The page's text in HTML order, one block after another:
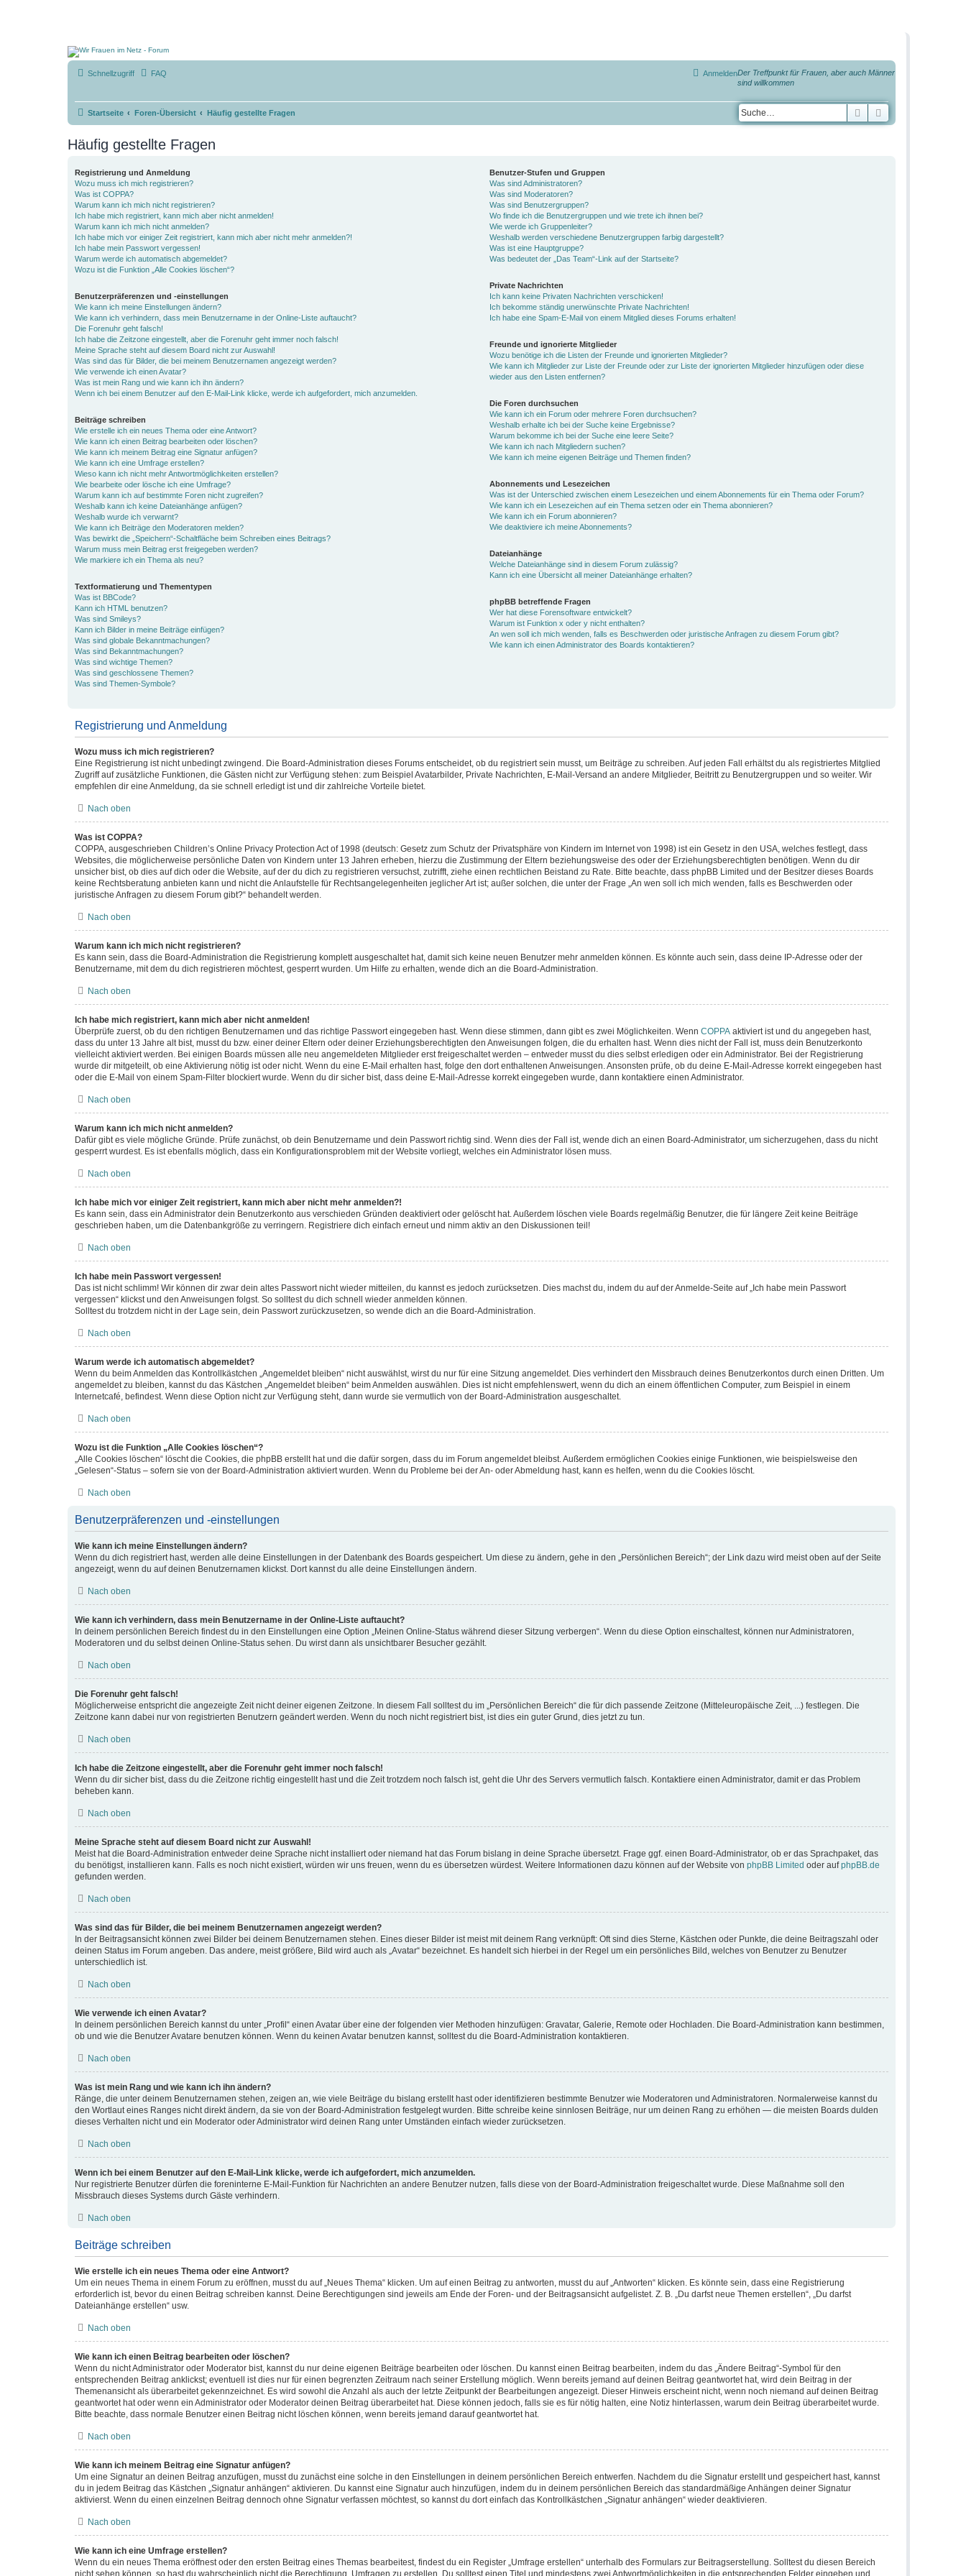
Der Treffpunkt für Frauen, aber auch Männer
sind willkommen
Schnellzugriff FAQ Anmelden
Startseite Foren-Übersicht Häufig gestellte Fragen Suche
Häufig gestellte Fragen
Registrierung und Anmeldung
Wozu muss ich mich registrieren?
Was ist COPPA?
Warum kann ich mich nicht registrieren?
Ich habe mich registriert, kann mich aber nicht anmelden!
Warum kann ich mich nicht anmelden?
Ich habe mich vor einiger Zeit registriert, kann mich aber nicht mehr anmelden?!
Ich habe mein Passwort vergessen!
Warum werde ich automatisch abgemeldet?
Wozu ist die Funktion „Alle Cookies löschen“?
Benutzerpräferenzen und -einstellungen
Wie kann ich meine Einstellungen ändern?
Wie kann ich verhindern, dass mein Benutzername in der Online-Liste auftaucht?
Die Forenuhr geht falsch!
Ich habe die Zeitzone eingestellt, aber die Forenuhr geht immer noch falsch!
Meine Sprache steht auf diesem Board nicht zur Auswahl!
Was sind das für Bilder, die bei meinem Benutzernamen angezeigt werden?
Wie verwende ich einen Avatar?
Was ist mein Rang und wie kann ich ihn ändern?
Wenn ich bei einem Benutzer auf den E-Mail-Link klicke, werde ich aufgefordert, mich anzumelden.
Beiträge schreiben
Wie erstelle ich ein neues Thema oder eine Antwort?
Wie kann ich einen Beitrag bearbeiten oder löschen?
Wie kann ich meinem Beitrag eine Signatur anfügen?
Wie kann ich eine Umfrage erstellen?
Wieso kann ich nicht mehr Antwortmöglichkeiten erstellen?
Wie bearbeite oder lösche ich eine Umfrage?
Warum kann ich auf bestimmte Foren nicht zugreifen?
Weshalb kann ich keine Dateianhänge anfügen?
Weshalb wurde ich verwarnt?
Wie kann ich Beiträge den Moderatoren melden?
Was bewirkt die „Speichern“-Schaltfläche beim Schreiben eines Beitrags?
Warum muss mein Beitrag erst freigegeben werden?
Wie markiere ich ein Thema als neu?
Textformatierung und Thementypen
Was ist BBCode?
Kann ich HTML benutzen?
Was sind Smileys?
Kann ich Bilder in meine Beiträge einfügen?
Was sind globale Bekanntmachungen?
Was sind Bekanntmachungen?
Was sind wichtige Themen?
Was sind geschlossene Themen?
Was sind Themen-Symbole?
Benutzer-Stufen und Gruppen
Was sind Administratoren?
Was sind Moderatoren?
Was sind Benutzergruppen?
Wo finde ich die Benutzergruppen und wie trete ich ihnen bei?
Wie werde ich Gruppenleiter?
Weshalb werden verschiedene Benutzergruppen farbig dargestellt?
Was ist eine Hauptgruppe?
Was bedeutet der „Das Team“-Link auf der Startseite?
Private Nachrichten
Ich kann keine Privaten Nachrichten verschicken!
Ich bekomme ständig unerwünschte Private Nachrichten!
Ich habe eine Spam-E-Mail von einem Mitglied dieses Forums erhalten!
Freunde und ignorierte Mitglieder
Wozu benötige ich die Listen der Freunde und ignorierten Mitglieder?
Wie kann ich Mitglieder zur Liste der Freunde oder zur Liste der ignorierten Mitglieder hinzufügen oder diese
wieder aus den Listen entfernen?
Die Foren durchsuchen
Wie kann ich ein Forum oder mehrere Foren durchsuchen?
Weshalb erhalte ich bei der Suche keine Ergebnisse?
Warum bekomme ich bei der Suche eine leere Seite?
Wie kann ich nach Mitgliedern suchen?
Wie kann ich meine eigenen Beiträge und Themen finden?
Abonnements und Lesezeichen
Was ist der Unterschied zwischen einem Lesezeichen und einem Abonnements für ein Thema oder Forum?
Wie kann ich ein Lesezeichen auf ein Thema setzen oder ein Thema abonnieren?
Wie kann ich ein Forum abonnieren?
Wie deaktiviere ich meine Abonnements?
Dateianhänge
Welche Dateianhänge sind in diesem Forum zulässig?
Kann ich eine Übersicht all meiner Dateianhänge erhalten?
phpBB betreffende Fragen
Wer hat diese Forensoftware entwickelt?
Warum ist Funktion x oder y nicht enthalten?
An wen soll ich mich wenden, falls es Beschwerden oder juristische Anfragen zu diesem Forum gibt?
Wie kann ich einen Administrator des Boards kontaktieren?
Registrierung und Anmeldung
Wozu muss ich mich registrieren?
Eine Registrierung ist nicht unbedingt zwingend. Die Board-Administration dieses Forums entscheidet, ob du registriert sein musst, um Beiträge zu schreiben. Auf jeden Fall erhältst du als registriertes Mitglied
Zugriff auf zusätzliche Funktionen, die Gästen nicht zur Verfügung stehen: zum Beispiel Avatarbilder, Private Nachrichten, E-Mail-Versand an andere Mitglieder, Beitritt zu Benutzergruppen und so weiter. Wir
empfehlen dir eine Anmeldung, da sie schnell erledigt ist und dir zahlreiche Vorteile bietet.
Nach oben
Was ist COPPA?
COPPA, ausgeschrieben Children’s Online Privacy Protection Act of 1998 (deutsch: Gesetz zum Schutz der Privatsphäre von Kindern im Internet von 1998) ist ein Gesetz in den USA, welches festlegt, dass
Websites, die möglicherweise persönliche Daten von Kindern unter 13 Jahren erheben, hierzu die Zustimmung der Eltern beziehungsweise des oder der Erziehungsberechtigten benötigen. Wenn du dir
unsicher bist, ob dies auf dich oder die Website, auf der du dich zu registrieren versuchst, zutrifft, ziehe einen rechtlichen Beistand zu Rate. Bitte beachte, dass phpBB Limited und der Besitzer dieses Boards
keine Rechtsberatung anbieten kann und nicht die Anlaufstelle für Rechtsangelegenheiten jeglicher Art ist; außer solchen, die unter der Frage „An wen soll ich mich wenden, falls es Beschwerden oder
juristische Anfragen zu diesem Forum gibt?“ behandelt werden.
Nach oben
Warum kann ich mich nicht registrieren?
Es kann sein, dass die Board-Administration die Registrierung komplett ausgeschaltet hat, damit sich keine neuen Benutzer mehr anmelden können. Es könnte auch sein, dass deine IP-Adresse oder der
Benutzername, mit dem du dich registrieren möchtest, gesperrt wurden. Um Hilfe zu erhalten, wende dich an die Board-Administration.
Nach oben
Ich habe mich registriert, kann mich aber nicht anmelden!
Überprüfe zuerst, ob du den richtigen Benutzernamen und das richtige Passwort eingegeben hast. Wenn diese stimmen, dann gibt es zwei Möglichkeiten. Wenn COPPAaktiviert ist und du angegeben hast,
dass du unter 13 Jahre alt bist, musst du bzw. einer deiner Eltern oder deiner Erziehungsberechtigten den Anweisungen folgen, die du erhalten hast. Wenn dies nicht der Fall ist, muss dein Benutzerkonto
vielleicht aktiviert werden. Bei einigen Boards müssen alle neu angemeldeten Mitglieder erst freigeschaltet werden – entweder musst du dies selbst erledigen oder ein Administrator. Bei der Registrierung
wurde dir mitgeteilt, ob eine Aktivierung nötig ist oder nicht. Wenn du eine E-Mail erhalten hast, folge den dort enthaltenen Anweisungen. Ansonsten prüfe, ob du deine E-Mail-Adresse korrekt eingegeben hast
oder die E-Mail von einem Spam-Filter blockiert wurde. Wenn du dir sicher bist, dass deine E-Mail-Adresse korrekt eingegeben wurde, dann kontaktiere einen Administrator.
Nach oben
Warum kann ich mich nicht anmelden?
Dafür gibt es viele mögliche Gründe. Prüfe zunächst, ob dein Benutzername und dein Passwort richtig sind. Wenn dies der Fall ist, wende dich an einen Board-Administrator, um sicherzugehen, dass du nicht
gesperrt wurdest. Es ist ebenfalls möglich, dass ein Konfigurationsproblem mit der Website vorliegt, welches ein Administrator lösen muss.
Nach oben
Ich habe mich vor einiger Zeit registriert, kann mich aber nicht mehr anmelden?!
Es kann sein, dass ein Administrator dein Benutzerkonto aus verschieden Gründen deaktiviert oder gelöscht hat. Außerdem löschen viele Boards regelmäßig Benutzer, die für längere Zeit keine Beiträge
geschrieben haben, um die Datenbankgröße zu verringern. Registriere dich einfach erneut und nimm aktiv an den Diskussionen teil!
Nach oben
Ich habe mein Passwort vergessen!
Das ist nicht schlimm! Wir können dir zwar dein altes Passwort nicht wieder mitteilen, du kannst es jedoch zurücksetzen. Dies machst du, indem du auf der Anmelde-Seite auf „Ich habe mein Passwort
vergessen“ klickst und den Anweisungen folgst. So solltest du dich schnell wieder anmelden können.
Solltest du trotzdem nicht in der Lage sein, dein Passwort zurückzusetzen, so wende dich an die Board-Administration.
Nach oben
Warum werde ich automatisch abgemeldet?
Wenn du beim Anmelden das Kontrollkästchen „Angemeldet bleiben“ nicht auswählst, wirst du nur für eine Sitzung angemeldet. Dies verhindert den Missbrauch deines Benutzerkontos durch einen Dritten. Um
angemeldet zu bleiben, kannst du das Kästchen „Angemeldet bleiben“ beim Anmelden auswählen. Dies ist nicht empfehlenswert, wenn du dich an einem öffentlichen Computer, zum Beispiel in einem
Internetcafé, befindest. Wenn diese Option nicht zur Verfügung steht, dann wurde sie vermutlich von der Board-Administration ausgeschaltet.
Nach oben
Wozu ist die Funktion „Alle Cookies löschen“?
„Alle Cookies löschen“ löscht die Cookies, die phpBB erstellt hat und die dafür sorgen, dass du im Forum angemeldet bleibst. Außerdem ermöglichen Cookies einige Funktionen, wie beispielsweise den
„Gelesen“-Status – sofern sie von der Board-Administration aktiviert wurden. Wenn du Probleme bei der An- oder Abmeldung hast, kann es helfen, wenn du die Cookies löscht.
Nach oben
Benutzerpräferenzen und -einstellungen
Wie kann ich meine Einstellungen ändern?
Wenn du dich registriert hast, werden alle deine Einstellungen in der Datenbank des Boards gespeichert. Um diese zu ändern, gehe in den „Persönlichen Bereich“; der Link dazu wird meist oben auf der Seite
angezeigt, wenn du auf deinen Benutzernamen klickst. Dort kannst du alle deine Einstellungen ändern.
Nach oben
Wie kann ich verhindern, dass mein Benutzername in der Online-Liste auftaucht?
In deinem persönlichen Bereich findest du in den Einstellungen eine Option „Meinen Online-Status während dieser Sitzung verbergen“. Wenn du diese Option einschaltest, können nur Administratoren,
Moderatoren und du selbst deinen Online-Status sehen. Du wirst dann als unsichtbarer Besucher gezählt.
Nach oben
Die Forenuhr geht falsch!
Möglicherweise entspricht die angezeigte Zeit nicht deiner eigenen Zeitzone. In diesem Fall solltest du im „Persönlichen Bereich“ die für dich passende Zeitzone (Mitteleuropäische Zeit, ...) festlegen. Die
Zeitzone kann dabei nur von registrierten Benutzern geändert werden. Wenn du noch nicht registriert bist, ist dies ein guter Grund, dies jetzt zu tun.
Nach oben
Ich habe die Zeitzone eingestellt, aber die Forenuhr geht immer noch falsch!
Wenn du dir sicher bist, dass du die Zeitzone richtig eingestellt hast und die Zeit trotzdem noch falsch ist, geht die Uhr des Servers vermutlich falsch. Kontaktiere einen Administrator, damit er das Problem
beheben kann.
Nach oben
Meine Sprache steht auf diesem Board nicht zur Auswahl!
Meist hat die Board-Administration entweder deine Sprache nicht installiert oder niemand hat das Forum bislang in deine Sprache übersetzt. Frage ggf. einen Board-Administrator, ob er das Sprachpaket, das
du benötigst, installieren kann. Falls es noch nicht existiert, würden wir uns freuen, wenn du es übersetzen würdest. Weitere Informationen dazu können auf der Website von phpBB Limited oder aufphpBB.de
gefunden werden.
Nach oben
Was sind das für Bilder, die bei meinem Benutzernamen angezeigt werden?
In der Beitragsansicht können zwei Bilder bei deinem Benutzernamen stehen. Eines dieser Bilder ist meist mit deinem Rang verknüpft: Oft sind dies Sterne, Kästchen oder Punkte, die deine Beitragszahl oder
deinen Status im Forum angeben. Das andere, meist größere, Bild wird auch als „Avatar“ bezeichnet. Es handelt sich hierbei in der Regel um ein persönliches Bild, welches von Benutzer zu Benutzer
unterschiedlich ist.
Nach oben
Wie verwende ich einen Avatar?
In deinem persönlichen Bereich kannst du unter „Profil“ einen Avatar über eine der folgenden vier Methoden hinzufügen: Gravatar, Galerie, Remote oder Hochladen. Die Board-Administration kann bestimmen,
ob und wie die Benutzer Avatare benutzen können. Wenn du keinen Avatar benutzen kannst, solltest du die Board-Administration kontaktieren.
Nach oben
Was ist mein Rang und wie kann ich ihn ändern?
Ränge, die unter deinem Benutzernamen stehen, zeigen an, wie viele Beiträge du bislang erstellt hast oder identifizieren bestimmte Benutzer wie Moderatoren und Administratoren. Normalerweise kannst du
den Wortlaut eines Ranges nicht direkt ändern, da sie von der Board-Administration festgelegt wurden. Bitte schreibe keine sinnlosen Beiträge, nur um deinen Rang zu erhöhen — die meisten Boards dulden
dieses Verhalten nicht und ein Moderator oder Administrator wird deinen Rang unter Umständen einfach wieder zurücksetzen.
Nach oben
Wenn ich bei einem Benutzer auf den E-Mail-Link klicke, werde ich aufgefordert, mich anzumelden.
Nur registrierte Benutzer dürfen die foreninterne E-Mail-Funktion für Nachrichten an andere Benutzer nutzen, falls diese von der Board-Administration freigeschaltet wurde. Diese Maßnahme soll den
Missbrauch dieses Systems durch Gäste verhindern.
Nach oben
Beiträge schreiben
Wie erstelle ich ein neues Thema oder eine Antwort?
Um ein neues Thema in einem Forum zu eröffnen, musst du auf „Neues Thema“ klicken. Um auf einen Beitrag zu antworten, musst du auf „Antworten“ klicken. Es könnte sein, dass eine Registrierung
erforderlich ist, bevor du einen Beitrag schreiben kannst. Deine Berechtigungen sind jeweils am Ende der Foren- und der Beitragsansicht aufgelistet. Z. B. „Du darfst neue Themen erstellen“, „Du darfst
Dateianhänge erstellen“ usw.
Nach oben
Wie kann ich einen Beitrag bearbeiten oder löschen?
Wenn du nicht Administrator oder Moderator bist, kannst du nur deine eigenen Beiträge bearbeiten oder löschen. Du kannst einen Beitrag bearbeiten, indem du das „Ändere Beitrag“-Symbol für den
entsprechenden Beitrag anklickst; eventuell ist dies nur für einen begrenzten Zeitraum nach seiner Erstellung möglich. Wenn bereits jemand auf deinen Beitrag geantwortet hat, wird dein Beitrag in der
Themenansicht als überarbeitet gekennzeichnet. Es wird sowohl die Anzahl als auch der letzte Zeitpunkt der Bearbeitungen angezeigt. Dieser Hinweis erscheint nicht, wenn noch niemand auf deinen Beitrag
geantwortet hat oder wenn ein Administrator oder Moderator deinen Beitrag überarbeitet hat. Diese können jedoch, falls sie es für nötig halten, eine Notiz hinterlassen, warum dein Beitrag überarbeitet wurde.
Bitte beachte, dass normale Benutzer einen Beitrag nicht löschen können, wenn bereits jemand darauf geantwortet hat.
Nach oben
Wie kann ich meinem Beitrag eine Signatur anfügen?
Um eine Signatur an deinen Beitrag anzufügen, musst du zunächst eine solche in den Einstellungen in deinem persönlichen Bereich entwerfen. Nachdem du die Signatur erstellt und gespeichert hast, kannst
du in jedem Beitrag das Kästchen „Signatur anhängen“ aktivieren. Du kannst eine Signatur auch hinzufügen, indem du in deinem persönlichen Bereich das standardmäßige Anhängen deiner Signatur
aktivierst. Wenn du einen einzelnen Beitrag dennoch ohne Signatur verfassen möchtest, so kannst du dort einfach das Kontrollkästchen „Signatur anhängen“ wieder deaktivieren.
Nach oben
Wie kann ich eine Umfrage erstellen?
Wenn du ein neues Thema eröffnest oder den ersten Beitrag eines Themas bearbeitest, findest du ein Register „Umfrage erstellen“ unterhalb des Formulars zur Beitragserstellung. Solltest du diesen Bereich
nicht sehen können, so hast du wahrscheinlich nicht die Berechtigung, Umfragen zu erstellen. Du solltest einen Titel und mindestens zwei Antwortmöglichkeiten in die entsprechenden Felder eingeben und